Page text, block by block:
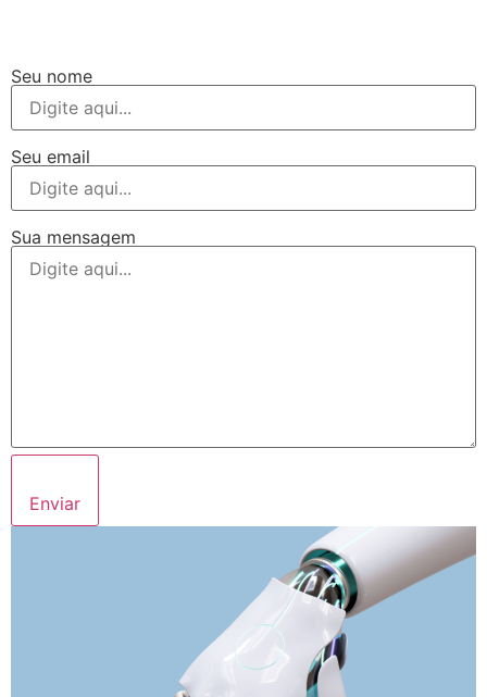
Seu nome
Seu email
Sua mensagem
Enviar